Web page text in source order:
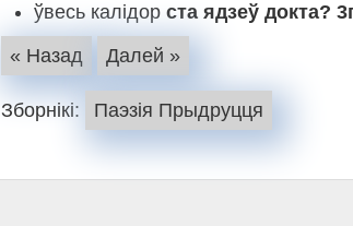
ўвесь калідор ста ядзеў докта?
« Назад
Далей »
Зборнікі: Паэзія Прыдруцця